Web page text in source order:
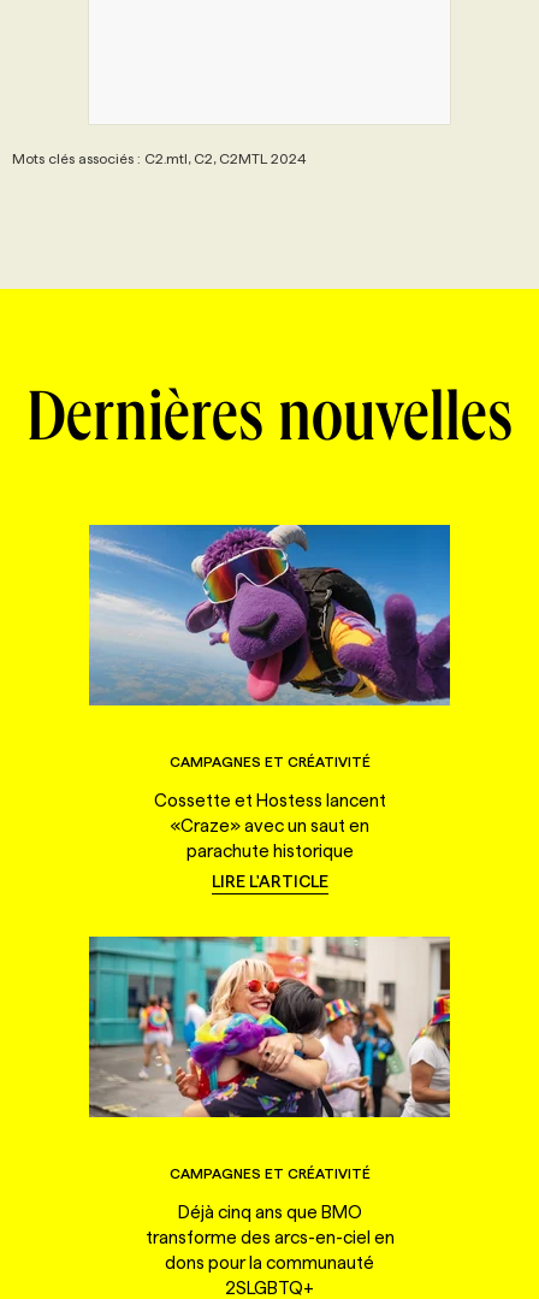
Mots clés associés : C2.mtl, C2, C2MTL 2024
Dernières nouvelles
CAMPAGNES ET CRÉATIVITÉ
Cossette et Hostess lancent
«Craze» avec un saut en
parachute historique
LIRE L'ARTICLE
CAMPAGNES ET CRÉATIVITÉ
Déjà cinq ans que BMO
transforme des arcs-en-ciel en
dons pour la communauté
2SLGBTQ+